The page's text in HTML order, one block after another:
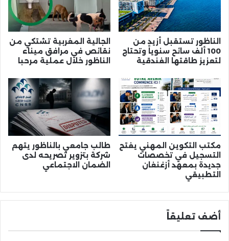
الناظور تستقبل أزيد من
100 ألف سائح سنوياً وتحتاج
لتعزيز طاقتها الفندقية
الجالية المغربية تشتكي من
نقائص في مرافق ميناء
الناظور خلال عملية مرحبا
مكتب التكوين المهني يفتح
التسجيل في تخصصات
جديدة بمعهد أزغنغان
التطبيقي
طالب جامعي بالناظور يتهم
شركة بتزوير تصريحه لدى
الضمان الاجتماعي
أضف تعليقاً